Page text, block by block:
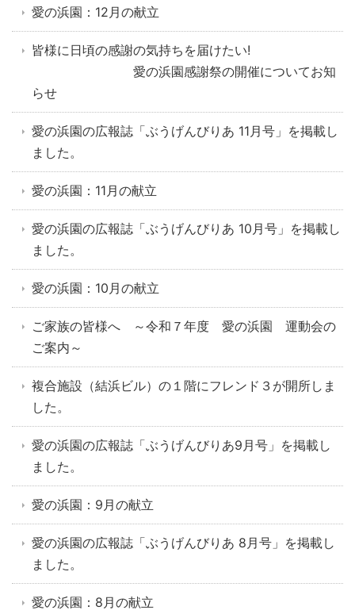
愛の浜園：12月の献立
皆様に日頃の感謝の気持ちを届けたい!
愛の浜園感謝祭の開催についてお知
らせ
愛の浜園の広報誌「ぶうげんびりあ 11月号」を掲載し
ました。
愛の浜園：11月の献立
愛の浜園の広報誌「ぶうげんびりあ 10月号」を掲載し
ました。
愛の浜園：10月の献立
ご家族の皆様へ ～令和７年度 愛の浜園 運動会の
ご案内～
複合施設（結浜ビル）の１階にフレンド３が開所しま
した。
愛の浜園の広報誌「ぶうげんびりあ9月号」を掲載し
ました。
愛の浜園：9月の献立
愛の浜園の広報誌「ぶうげんびりあ 8月号」を掲載し
ました。
愛の浜園：8月の献立